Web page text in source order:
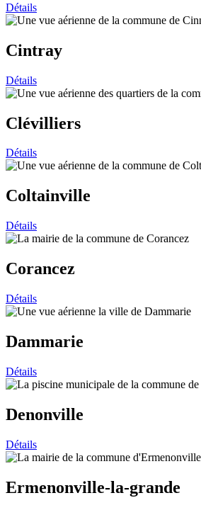
Détails
Cintray
Détails
Clévilliers
Détails
Coltainville
Détails
Corancez
Détails
Dammarie
Détails
Denonville
Détails
Ermenonville-la-grande